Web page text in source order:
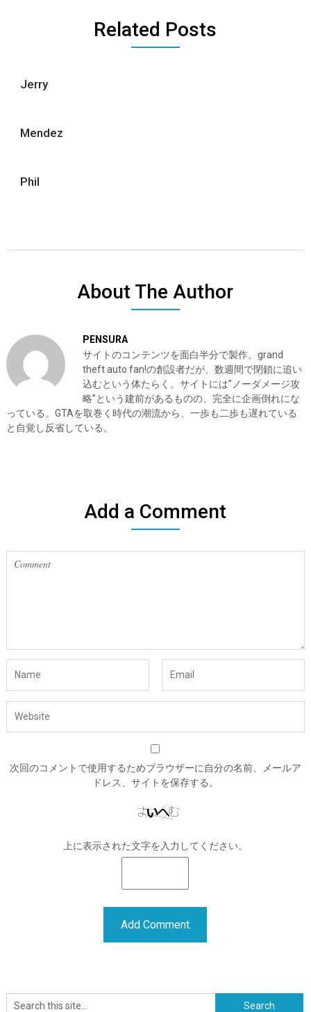
Related Posts
Jerry
Mendez
Phil
About The Author
PENSURA
サイトのコンテンツを面白半分で製作。grand
theft auto fan!の創設者だが、数週間で閉鎖に追い
込むという体たらく。サイトには”ノーダメージ攻
略”という建前があるものの、完全に企画倒れにな
っている。GTAを取巻く時代の潮流から、一歩も二歩も遅れている
と自覚し反省している。
Add a Comment
次回のコメントで使用するためブラウザーに自分の名前、メールア
ドレス、サイトを保存する。
上に表示された文字を入力してください。